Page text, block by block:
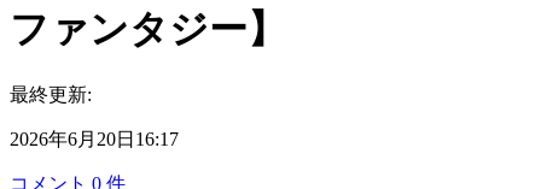
ファンタジー】
最終更新:
2026年6月20日16:17
コメント 0 件